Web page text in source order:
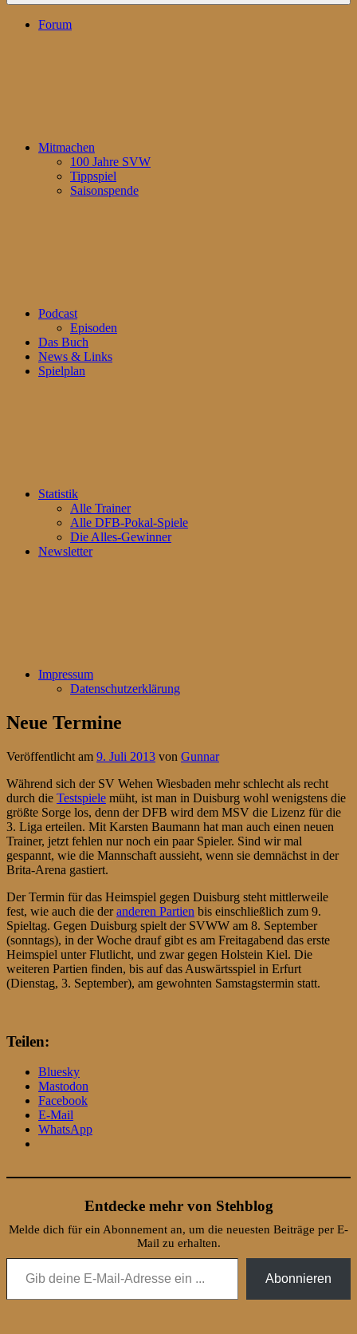
Forum
Mitmachen
100 Jahre SVW
Tippspiel
Saisonspende
Podcast
Episoden
Das Buch
News & Links
Spielplan
Statistik
Alle Trainer
Alle DFB-Pokal-Spiele
Die Alles-Gewinner
Newsletter
Impressum
Datenschutzerklärung
Neue Termine
Veröffentlicht am 9. Juli 2013 von Gunnar
Während sich der SV Wehen Wiesbaden mehr schlecht als recht
durch die Testspiele müht, ist man in Duisburg wohl wenigstens die
größte Sorge los, denn der DFB wird dem MSV die Lizenz für die
3. Liga erteilen. Mit Karsten Baumann hat man auch einen neuen
Trainer, jetzt fehlen nur noch ein paar Spieler. Sind wir mal
gespannt, wie die Mannschaft aussieht, wenn sie demnächst in der
Brita-Arena gastiert.
Der Termin für das Heimspiel gegen Duisburg steht mittlerweile
fest, wie auch die deranderen Partien bis einschließlich zum 9.
Spieltag. Gegen Duisburg spielt der SVWW am 8. September
(sonntags), in der Woche drauf gibt es am Freitagabend das erste
Heimspiel unter Flutlicht, und zwar gegen Holstein Kiel. Die
weiteren Partien finden, bis auf das Auswärtsspiel in Erfurt
(Dienstag, 3. September), am gewohnten Samstagstermin statt.
Teilen:
Bluesky
Mastodon
Facebook
E-Mail
WhatsApp
Entdecke mehr von Stehblog
Melde dich für ein Abonnement an, um die neuesten Beiträge per E-
Mail zu erhalten.
Gib deine E-Mail-Adresse ein ...
Abonnieren